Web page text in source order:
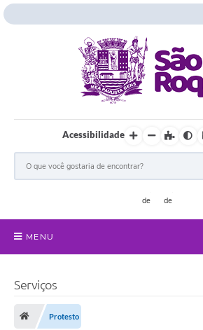
Acessibilidade
MENU
Serviços
Protesto